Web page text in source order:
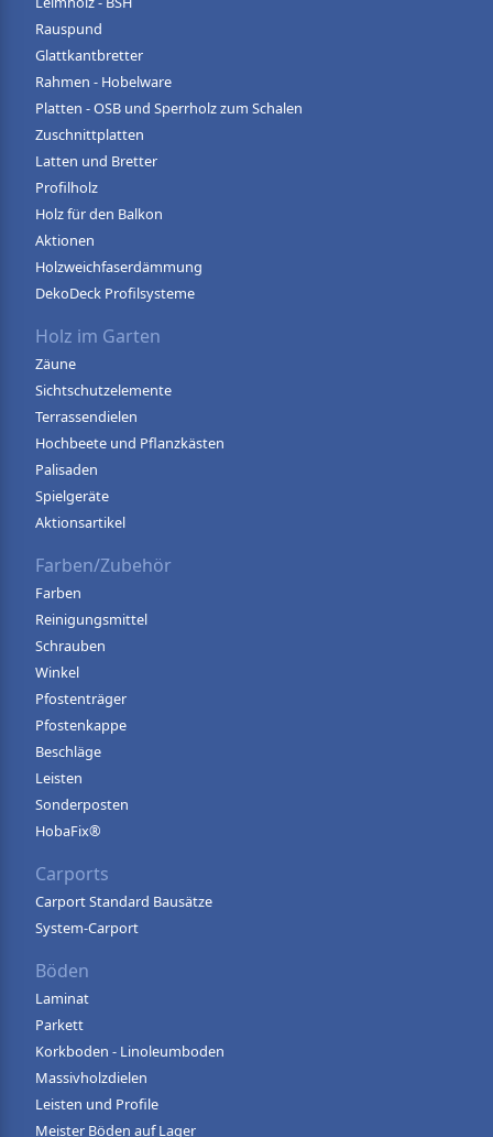
Rauspund
Glattkantbretter
Rahmen - Hobelware
Platten - OSB und Sperrholz zum Schalen
Zuschnittplatten
Latten und Bretter
Profilholz
Holz für den Balkon
Aktionen
Holzweichfaserdämmung
DekoDeck Profilsysteme
Holz im Garten
Zäune
Sichtschutzelemente
Terrassendielen
Hochbeete und Pflanzkästen
Palisaden
Spielgeräte
Aktionsartikel
Farben/Zubehör
Farben
Reinigungsmittel
Schrauben
Winkel
Pfostenträger
Pfostenkappe
Beschläge
Leisten
Sonderposten
HobaFix®
Carports
Carport Standard Bausätze
System-Carport
Böden
Laminat
Parkett
Korkboden - Linoleumboden
Massivholzdielen
Leisten und Profile
Meister Böden auf Lager